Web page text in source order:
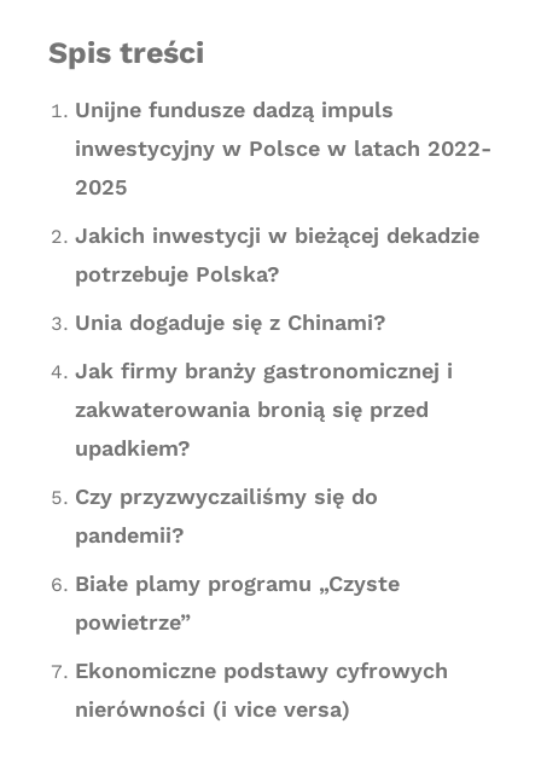
Spis treści
Unijne fundusze dadzą impuls
inwestycyjny w Polsce w latach 2022-
2025
Jakich inwestycji w bieżącej dekadzie
potrzebuje Polska?
Unia dogaduje się z Chinami?
Jak firmy branży gastronomicznej i
zakwaterowania bronią się przed
upadkiem?
Czy przyzwyczailiśmy się do
pandemii?
Białe plamy programu „Czyste
powietrze”
Ekonomiczne podstawy cyfrowych
nierówności (i vice versa)